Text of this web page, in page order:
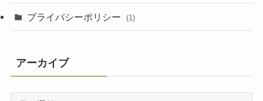
プライバシーポリシー (1)
アーカイブ